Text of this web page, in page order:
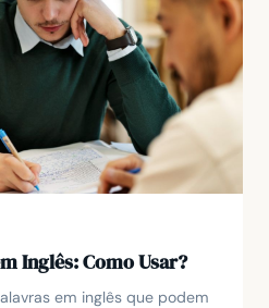
Inglês: Como Usar?
em inglês que podem